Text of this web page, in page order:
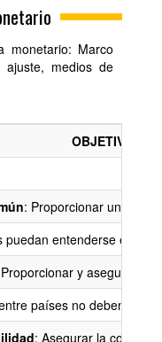
monetario: Marco
ajuste, medios de
OBJETIVOS
: Proporcionar un
puedan entenderse e
y asegurar
países no deben se
: Asegurar la